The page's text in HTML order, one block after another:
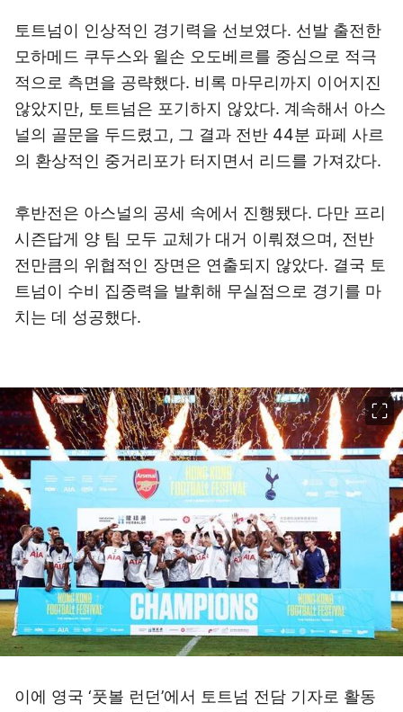
토트넘이 인상적인 경기력을 선보였다. 선발 출전한
모하메드 쿠두스와 윌손 오도베르를 중심으로 적극
적으로 측면을 공략했다. 비록 마무리까지 이어지진
않았지만, 토트넘은 포기하지 않았다. 계속해서 아스
널의 골문을 두드렸고, 그 결과 전반 44분 파페 사르
의 환상적인 중거리포가 터지면서 리드를 가져갔다.
후반전은 아스널의 공세 속에서 진행됐다. 다만 프리
시즌답게 양 팀 모두 교체가 대거 이뤄졌으며, 전반
전만큼의 위협적인 장면은 연출되지 않았다. 결국 토
트넘이 수비 집중력을 발휘해 무실점으로 경기를 마
치는 데 성공했다.
이에 영국 ‘풋볼 런던’에서 토트넘 전담 기자로 활동